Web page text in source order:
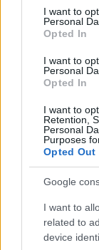
consent section.
I want to
Personal
Opted In
I want to
Personal
Opted In
I want to
Retention,
Personal
Purposes
Opted Out
Google
I want to
related to
device
CRÓNICA
Curso de
Rioja